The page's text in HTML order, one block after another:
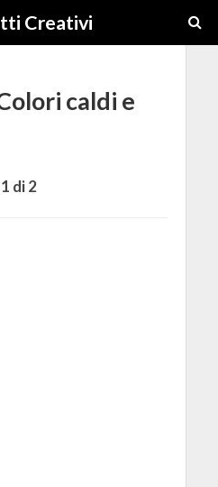
Creativi
caldi e
di 2